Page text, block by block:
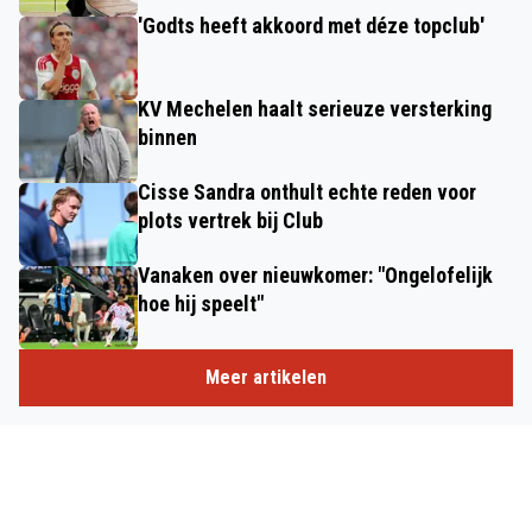
'Godts heeft akkoord met déze topclub'
KV Mechelen haalt serieuze versterking
binnen
Cisse Sandra onthult echte reden voor
plots vertrek bij Club
Vanaken over nieuwkomer: "Ongelofelijk
hoe hij speelt"
Meer artikelen